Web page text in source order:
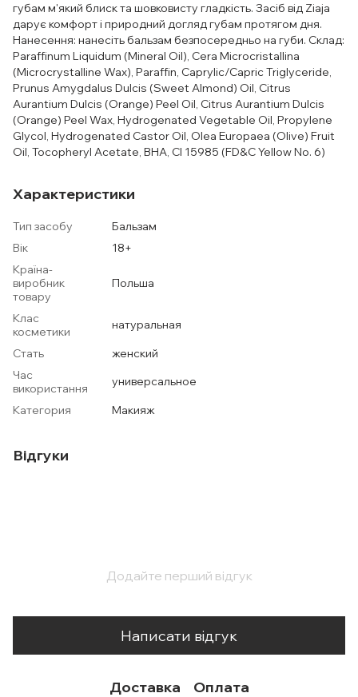
губам м'який блиск та шовковисту гладкість. Засіб від Ziaja
дарує комфорт і природний догляд губам протягом дня.
Нанесення: нанесіть бальзам безпосередньо на губи. Склад:
Paraffinum Liquidum (Mineral Oil), Cera Microcristallina
(Microcrystalline Wax), Paraffin, Caprylic/Capric Triglyceride,
Prunus Amygdalus Dulcis (Sweet Almond) Oil, Citrus
Aurantium Dulcis (Orange) Peel Oil, Citrus Aurantium Dulcis
(Orange) Peel Wax, Hydrogenated Vegetable Oil, Propylene
Glycol, Hydrogenated Castor Oil, Olea Europaea (Olive) Fruit
Oil, Tocopheryl Acetate, BHA, CI 15985 (FD&C Yellow No. 6)
Характеристики
Тип засобу
Бальзам
Вік
18+
Країна-
виробник
товару
Польша
Клас
косметики
натуральная
Стать
женский
Час
використання
универсальное
Категория
Макияж
Відгуки
Додайте перший відгук
Написати відгук
Доставка Оплата